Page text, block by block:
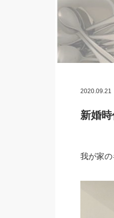
2020.09.21
新婚
我が家の